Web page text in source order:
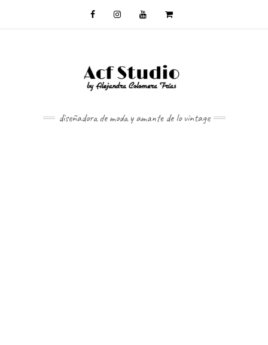
diseñadora de moda y amante de lo vintage